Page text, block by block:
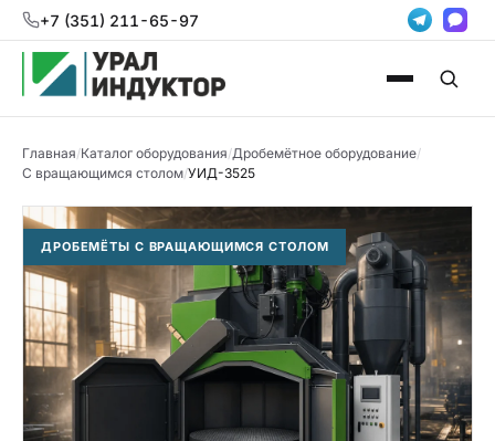
+7 (351) 211-65-97
Главная/Каталог оборудования/Дробемётное оборудование/
С вращающимся столом/УИД-3525
ДРОБЕМЁТЫ С ВРАЩАЮЩИМСЯ СТОЛОМ